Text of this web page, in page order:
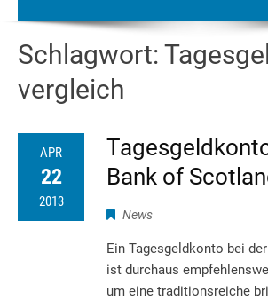
Schlagwort:
vergleich
APR
22
2013
Bank of
News
Ein Tagesgeldkonto bei
ist durchaus
um eine traditionsreiche